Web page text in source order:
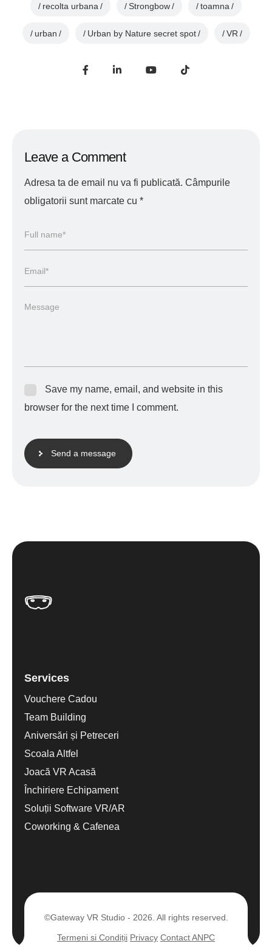
recolta urbana Strongbow toamna
urban Urban by Nature secret spot VR
Leave a Comment
Adresa ta de email nu va fi publicată. Câmpurile
obligatorii sunt marcate cu *
Save my name, email, and website in this
browser for the next time I comment.
Send a message
Services
Vouchere Cadou
Team Building
Aniversări și Petreceri
Scoala Altfel
Joacă VR Acasă
Închiriere Echipament
Soluții Software VR/AR
Coworking & Cafenea
©Gateway VR Studio - 2026. All rights reserved.
Termeni si Condiții Privacy Contact ANPC